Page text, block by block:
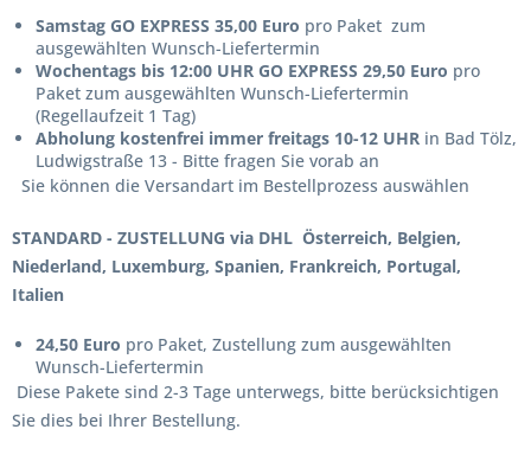
Samstag GO EXPRESS 35,00 Euro pro Paket zum
ausgewählten Wunsch-Liefertermin
Wochentags bis 12:00 UHR GO EXPRESS 29,50 Euro pro
Paket zum ausgewählten Wunsch-Liefertermin
(Regellaufzeit 1 Tag)
Abholung kostenfrei immer freitags 10-12 UHR in Bad Tölz,
Ludwigstraße 13 - Bitte fragen Sie vorab an
Sie können die Versandart im Bestellprozess auswählen
STANDARD - ZUSTELLUNG via DHL Österreich, Belgien,
Niederland, Luxemburg, Spanien, Frankreich, Portugal,
Italien
24,50 Euro pro Paket, Zustellung zum ausgewählten
Wunsch-Liefertermin
Diese Pakete sind 2-3 Tage unterwegs, bitte berücksichtigen
Sie dies bei Ihrer Bestellung.